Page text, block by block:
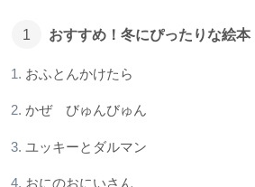
おすすめ！冬にぴったりな絵本
おふとんかけたら
かぜ びゅんびゅん
ユッキーとダルマン
おにのおにいさん